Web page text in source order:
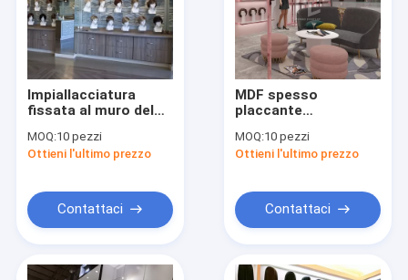
Impiallacciatura
fissata al muro del
dell'esposizione della
parrucca del
LED
MOQ:10 pezzi
Ottieni l'ultimo prezzo
Contattaci
MDF spesso
placcante
esposizione della
parrucca di acciaio
MOQ:10 pezzi
Ottieni l'ultimo prezzo
Contattaci